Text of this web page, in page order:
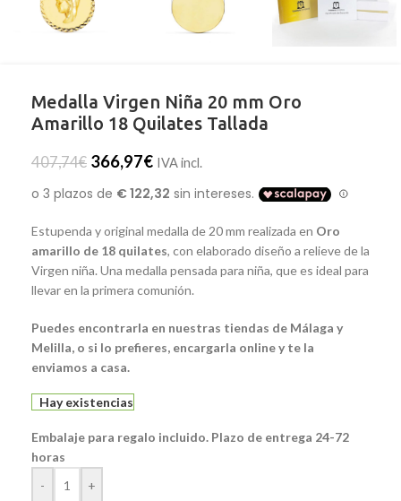
Medalla Virgen Niña 20 mm Oro
Amarillo 18 Quilates Tallada
407,74€ 366,97€ IVA incl.
Estupenda y original medalla de 20 mm realizada en Oro
amarillo de 18 quilates, con elaborado diseño a relieve de la
Virgen niña. Una medalla pensada para niña, que es ideal para
llevar en la primera comunión.
Puedes encontrarla en nuestras tiendas de Málaga y
Melilla, o si lo prefieres, encargarla online y te la
enviamos a casa.
Hay existencias
Embalaje para regalo incluido. Plazo de entrega 24-72
horas
-
+